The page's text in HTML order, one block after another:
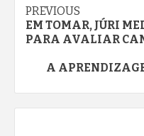
Continue
Reading
PREVIOUS
EM TOMAR, JÚRI
PARA AVALIAR
A